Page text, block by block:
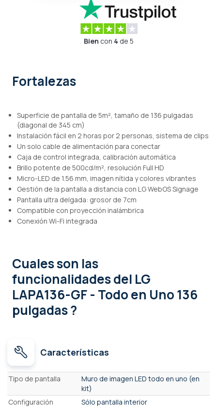
Bien con 4 de 5
Fortalezas
Superficie de pantalla de 5m², tamaño de 136 pulgadas
(diagonal de 345 cm)
Instalación fácil en 2 horas por 2 personas, sistema de clips
Un solo cable de alimentación para conectar
Caja de control integrada, calibración automática
Brillo potente de 500cd/m², resolución Full HD
Micro-LED de 1.56 mm, imagen nítida y colores vibrantes
Gestión de la pantalla a distancia con LG WebOS Signage
Pantalla ultra delgada: grosor de 7cm
Compatible con proyección inalámbrica
Conexión Wi-Fi integrada
Cuales son las
funcionalidadesdel LG
LAPA136-GF - Todo en Uno 136
pulgadas ?
Características
Características
Tipo de pantalla
Muro de imagen LED todo en uno (en
kit)
Configuración
Sólo pantalla interior